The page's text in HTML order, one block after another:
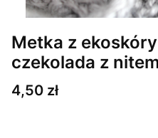
Metka z
czekolada z nitem
Cena
4,50 zł